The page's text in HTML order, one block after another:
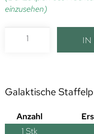
einzusehen)
Galaktische
Anzahl
1 Stk